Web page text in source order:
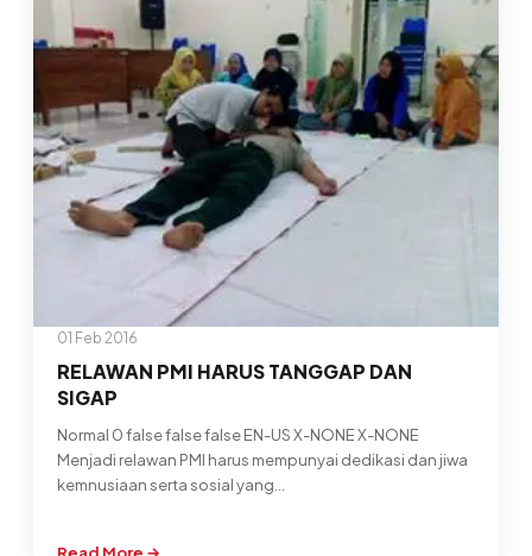
554
01 Feb 2016
RELAWAN PMI HARUS TANGGAP DAN
SIGAP
Normal 0 false false false EN-US X-NONE X-NONE
Menjadi relawan PMI harus mempunyai dedikasi dan jiwa
kemnusiaan serta sosial yang…